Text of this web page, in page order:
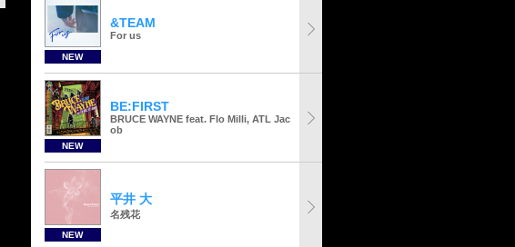
NEW
&TEAM
For us
NEW
BE:FIRST
BRUCE WAYNE feat. Flo Milli, ATL Jac
ob
NEW
平井 大
名残花